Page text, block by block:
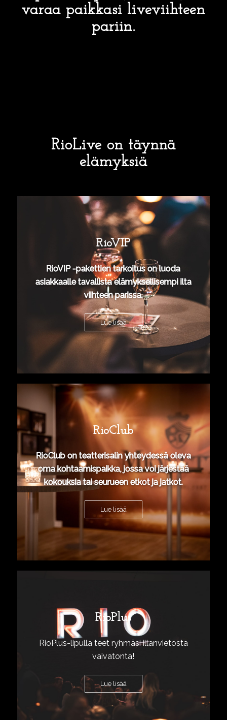
varaa paikkasi liveviihteen
pariin.
RioLive on täynnä
elämyksiä
RioVIP
RioVIP -pakettien tarkoitus on luoda
asiakkaalle tavallista elämyksellisempi ilta
viihteen parissa.
Lue lisää
RioClub
RioClub on teatterisalin yhteydessä oleva
oma kohtaamispaikka, jossa voi järjestää
kokouksia tai seurueen etkot ja jatkot.
Lue lisää
RioPlus
RioPlus-lipulla teet ryhmäsi illanvietosta
vaivatonta!
Lue lisää